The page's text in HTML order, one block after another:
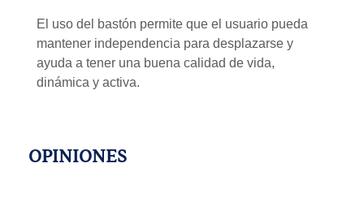
El uso del bastón permite que el usuario pueda
mantener independencia para desplazarse y
ayuda a tener una buena calidad de vida,
dinámica y activa.
OPINIONES